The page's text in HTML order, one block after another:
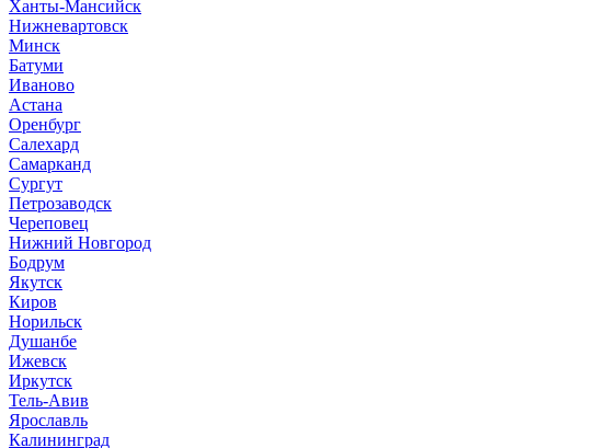
Ханты-Мансийск
Нижневартовск
Минск
Батуми
Иваново
Астана
Оренбург
Салехард
Самарканд
Сургут
Петрозаводск
Череповец
Нижний Новгород
Бодрум
Якутск
Киров
Норильск
Душанбе
Ижевск
Иркутск
Тель-Авив
Ярославль
Калининград